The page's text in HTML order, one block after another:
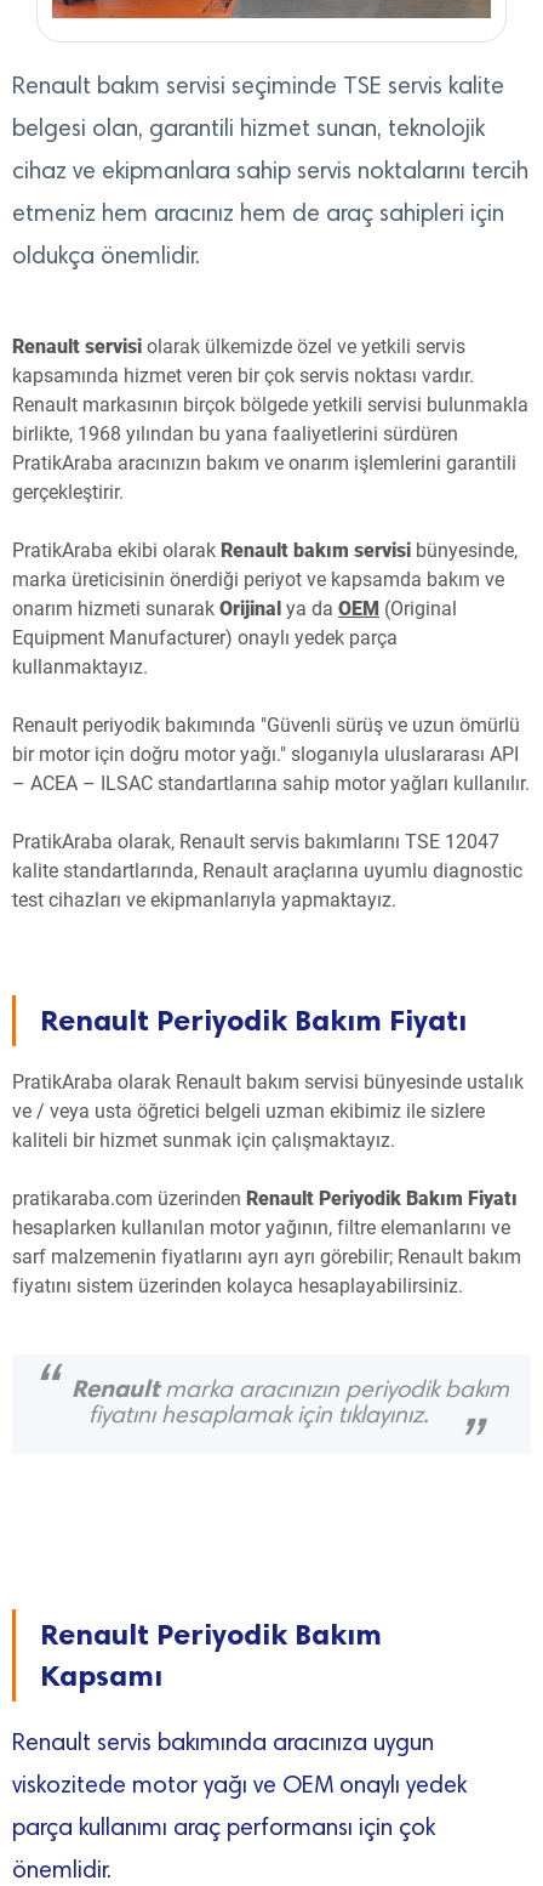
Renault bakım servisi seçiminde TSE servis kalite
belgesi olan, garantili hizmet sunan, teknolojik
cihaz ve ekipmanlara sahip servis noktalarını tercih
etmeniz hem aracınız hem de araç sahipleri için
oldukça önemlidir.
Renault servisi olarak ülkemizde özel ve yetkili servis
kapsamında hizmet veren bir çok servis noktası vardır.
Renault markasının birçok bölgede yetkili servisi bulunmakla
birlikte, 1968 yılından bu yana faaliyetlerini sürdüren
PratikAraba aracınızın bakım ve onarım işlemlerini garantili
gerçekleştirir.
PratikAraba ekibi olarak Renault bakım servisi bünyesinde,
marka üreticisinin önerdiği periyot ve kapsamda bakım ve
onarım hizmeti sunarak Orijinal ya da OEM (Original
Equipment Manufacturer) onaylı yedek parça
kullanmaktayız.
Renault periyodik bakımında "Güvenli sürüş ve uzun ömürlü
bir motor için doğru motor yağı." sloganıyla uluslararası API
– ACEA – ILSAC standartlarına sahip motor yağları kullanılır.
PratikAraba olarak, Renault servis bakımlarını TSE 12047
kalite standartlarında, Renault araçlarına uyumlu diagnostic
test cihazları ve ekipmanlarıyla yapmaktayız.
Renault Periyodik Bakım Fiyatı
PratikAraba olarak Renault bakım servisi bünyesinde ustalık
ve / veya usta öğretici belgeli uzman ekibimiz ile sizlere
kaliteli bir hizmet sunmak için çalışmaktayız.
pratikaraba.com üzerinden Renault Periyodik Bakım Fiyatı
hesaplarken kullanılan motor yağının, filtre elemanlarını ve
sarf malzemenin fiyatlarını ayrı ayrı görebilir; Renault bakım
fiyatını sistem üzerinden kolayca hesaplayabilirsiniz.
“ Renaultmarka aracınızın periyodik bakım
fiyatını hesaplamak için tıklayınız.
”
Renault Periyodik Bakım
Kapsamı
Renault servis bakımında aracınıza uygun
viskozitede motor yağı ve OEM onaylı yedek
parça kullanımı araç performansı için çok
önemlidir.